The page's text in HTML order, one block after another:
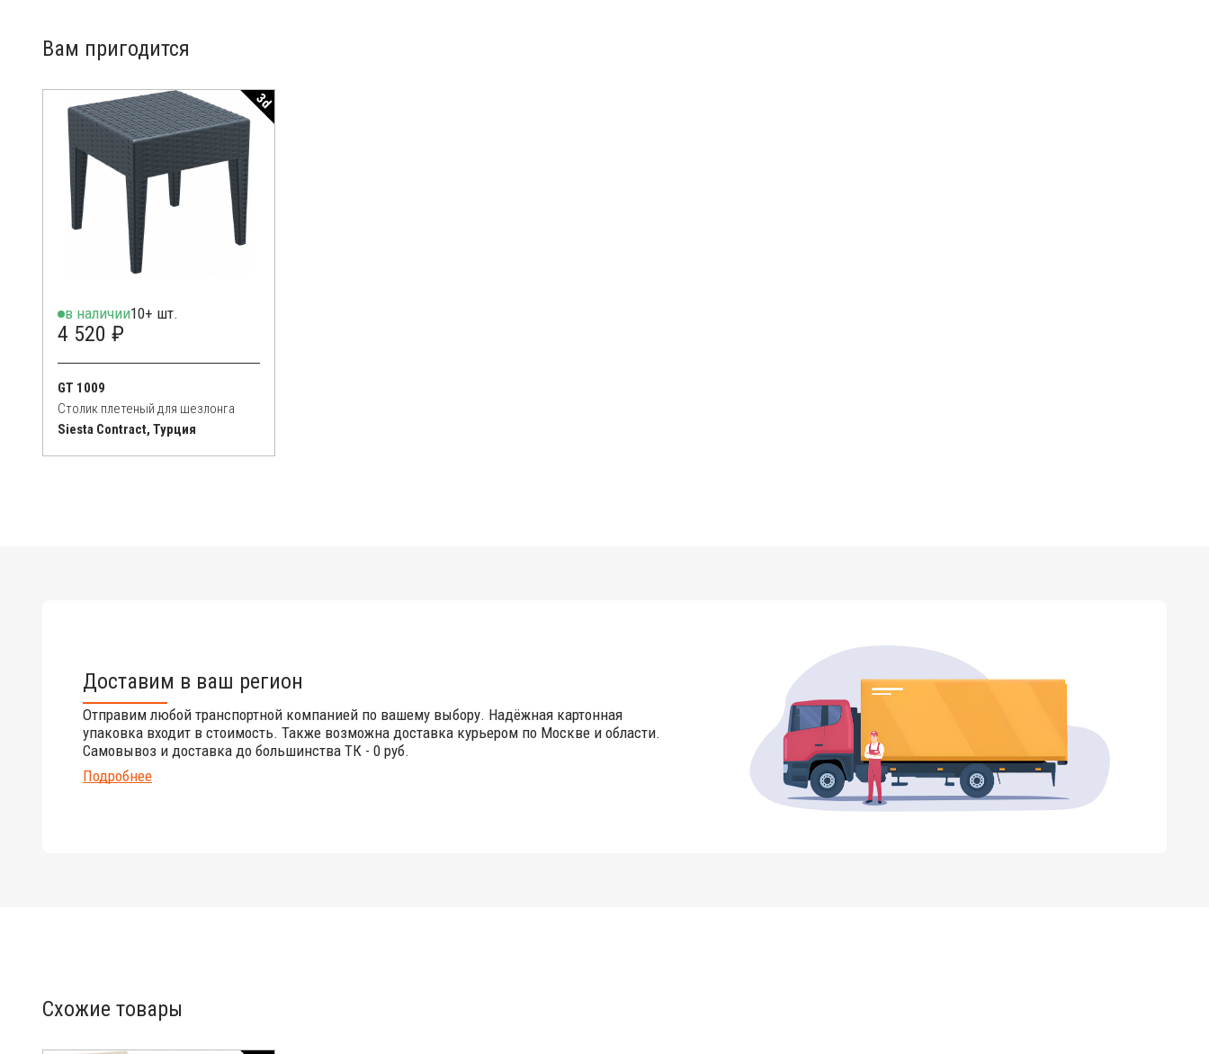
Вам пригодится
3d
в наличии10+ шт.
4 520 ₽
GT 1009
Столик плетеный для шезлонга
Siesta Contract, Турция
Доставим в ваш регион
Отправим любой транспортной компанией по вашему выбору. Надёжная картонная
упаковка входит в стоимость. Также возможна доставка курьером по Москве и области.
Самовывоз и доставка до большинства ТК - 0 руб.
Подробнее
Схожие товары